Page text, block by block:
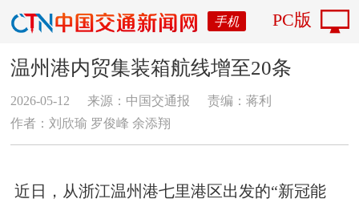
手机 PC版
温州港内贸集装箱航线增至20条
2026-05-12 来源：中国交通报
责编：蒋利
作者：刘欣瑜 罗俊峰 余添翔
近日，从浙江温州港七里港区出发的“新冠能